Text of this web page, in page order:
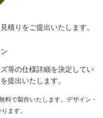
積りをご提出いたします。
等の仕様詳細を決定してい
提出いたします。
で製作いたします。デザイン・
ます。